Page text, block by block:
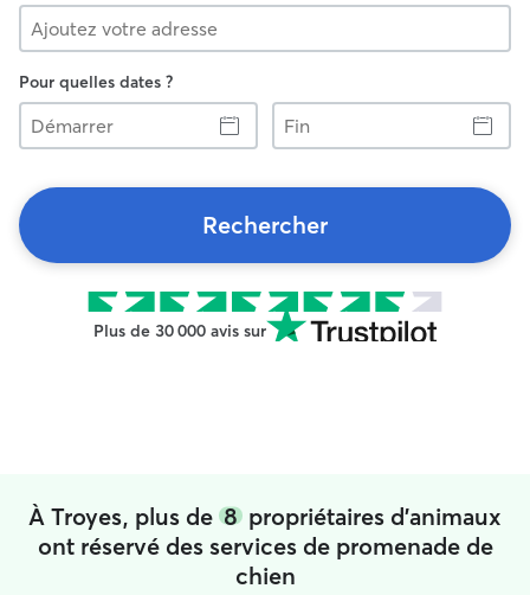
Pour quelles dates ?
Démarrer
Fin
Rechercher
Plus de 30 000 avis sur
À Troyes, plus de 8 propriétaires d'animaux
ont réservé des services de promenade de
chien